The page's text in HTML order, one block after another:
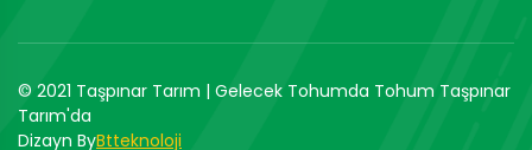
© 2021 Taşpınar Tarım | Gelecek Tohumda Tohum Taşpınar
Tarım'da
Dizayn ByBtteknoloji